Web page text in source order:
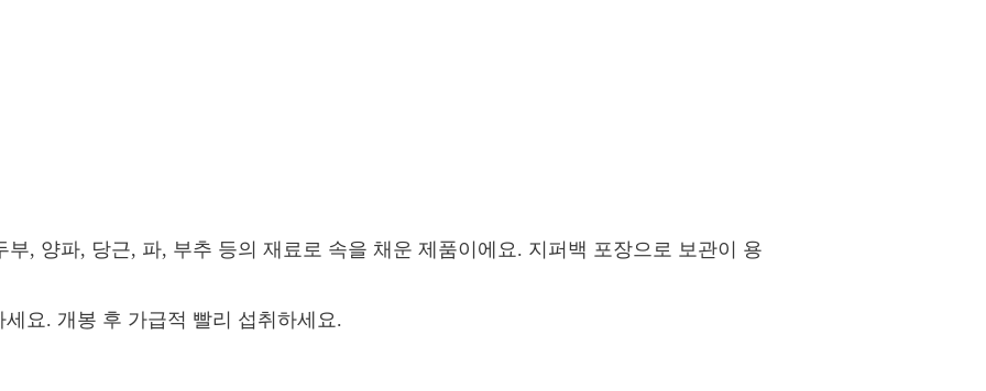
, 양파, 당근, 파, 부추 등의 재료로 속을 채운 제품이에요. 지퍼백 포장으로 보관이 용
요. 개봉 후 가급적 빨리 섭취하세요.